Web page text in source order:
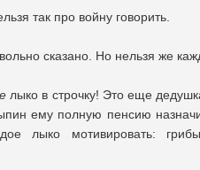
так про войну говорить.
сказано. Но нельзя же
лыко в строчку! Это еще
ему полную пенсию
лыко мотивировать: